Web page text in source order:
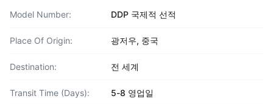
Model Number: DDP 국제적 선적
Place Of Origin: 광저우, 중국
Destination: 전 세계
Transit Time (Days): 5-8 영업일